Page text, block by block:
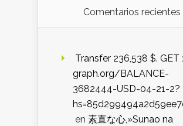
Comentarios recientes
Transfer 236,538 $. GET
graph.org/BALANCE-
3682444-USD-04-21-2?
en 素直な心,»Sunao na